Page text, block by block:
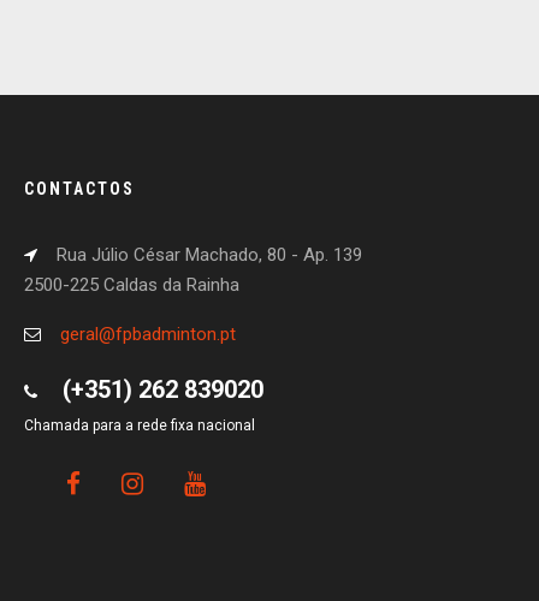
CONTACTOS
Rua Júlio César Machado, 80 - Ap. 139
2500-225 Caldas da Rainha
geral@fpbadminton.pt
(+351) 262 839020
Chamada para a rede fixa nacional